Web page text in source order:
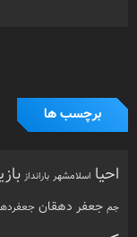
برچسب ها
احیا اسلامشهر بارانداز
جم جعفر دهقان